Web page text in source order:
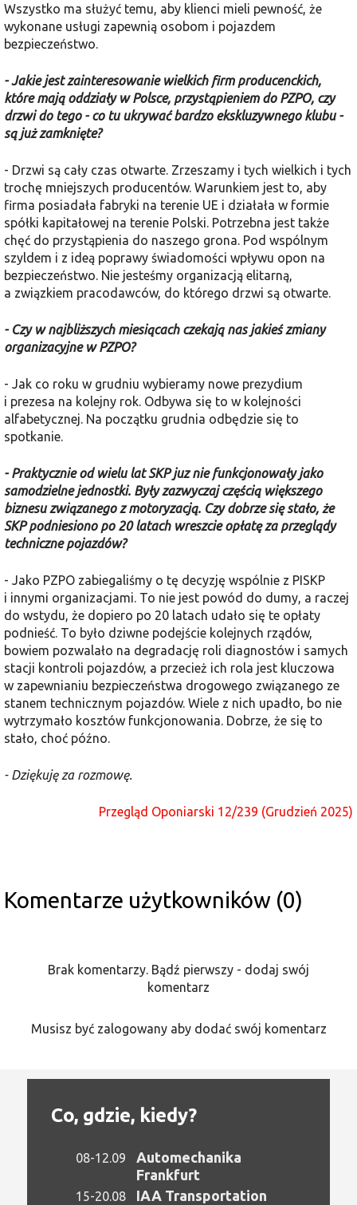
Wszystko ma służyć temu, aby klienci mieli pewność, że
wykonane usługi zapewnią osobom i pojazdem
bezpieczeństwo.
- Jakie jest zainteresowanie wielkich firm producenckich,
które mają oddziały w Polsce, przystąpieniem do PZPO, czy
drzwi do tego - co tu ukrywać bardzo ekskluzywnego klubu -
są już zamknięte?
- Drzwi są cały czas otwarte. Zrzeszamy i tych wielkich i tych
trochę mniejszych producentów. Warunkiem jest to, aby
firma posiadała fabryki na terenie UE i działała w formie
spółki kapitałowej na terenie Polski. Potrzebna jest także
chęć do przystąpienia do naszego grona. Pod wspólnym
szyldem i z ideą poprawy świadomości wpływu opon na
bezpieczeństwo. Nie jesteśmy organizacją elitarną,
a związkiem pracodawców, do którego drzwi są otwarte.
- Czy w najbliższych miesiącach czekają nas jakieś zmiany
organizacyjne w PZPO?
- Jak co roku w grudniu wybieramy nowe prezydium
i prezesa na kolejny rok. Odbywa się to w kolejności
alfabetycznej. Na początku grudnia odbędzie się to
spotkanie.
- Praktycznie od wielu lat SKP juz nie funkcjonowały jako
samodzielne jednostki. Były zazwyczaj częścią większego
biznesu związanego z motoryzacją. Czy dobrze się stało, że
SKP podniesiono po 20 latach wreszcie opłatę za przeglądy
techniczne pojazdów?
- Jako PZPO zabiegaliśmy o tę decyzję wspólnie z PISKP
i innymi organizacjami. To nie jest powód do dumy, a raczej
do wstydu, że dopiero po 20 latach udało się te opłaty
podnieść. To było dziwne podejście kolejnych rządów,
bowiem pozwalało na degradację roli diagnostów i samych
stacji kontroli pojazdów, a przecież ich rola jest kluczowa
w zapewnianiu bezpieczeństwa drogowego związanego ze
stanem technicznym pojazdów. Wiele z nich upadło, bo nie
wytrzymało kosztów funkcjonowania. Dobrze, że się to
stało, choć późno.
- Dziękuję za rozmowę.
Przegląd Oponiarski 12/239 (Grudzień 2025)
Komentarze użytkowników (0)
Brak komentarzy. Bądź pierwszy - dodaj swój
komentarz
Musisz być zalogowany aby dodać swój komentarz
Co, gdzie, kiedy?
08-12.09
Automechanika
Frankfurt
15-20.08 IAA Transportation